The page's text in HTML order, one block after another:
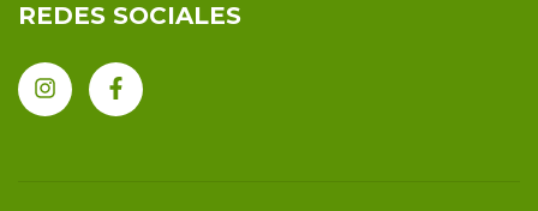
REDES SOCIALES